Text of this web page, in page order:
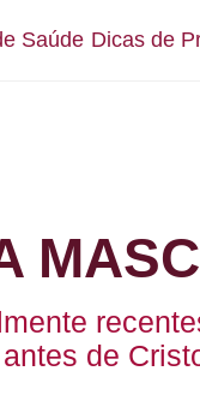
Saúde Dicas de
de